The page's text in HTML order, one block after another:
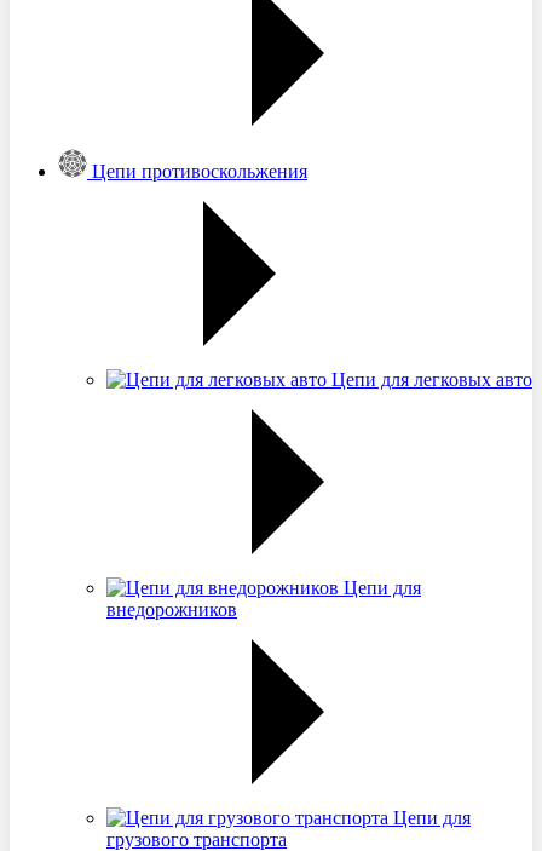
Цепи противоскольжения
Цепи для легковых авто
Цепи для
внедорожников
Цепи для
грузового транспорта